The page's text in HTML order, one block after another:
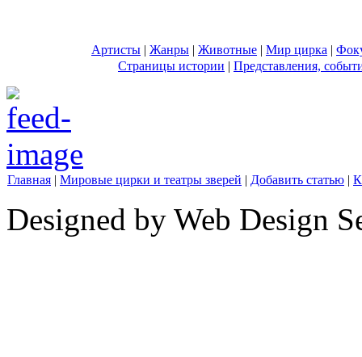
Артисты | Жанры | Животные | Мир цирка |
Страницы истории | Представления,
Главная | Мировые цирки и театры зверей | Добавить статью |
Designed by Web Design